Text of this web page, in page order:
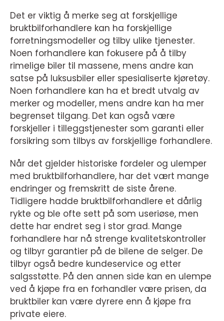
Det er viktig å merke seg at forskjellige
bruktbilforhandlere kan ha forskjellige
forretningsmodeller og tilby ulike tjenester.
Noen forhandlere kan fokusere på å tilby
rimelige biler til massene, mens andre kan
satse på luksusbiler eller spesialiserte kjøretøy.
Noen forhandlere kan ha et bredt utvalg av
merker og modeller, mens andre kan ha mer
begrenset tilgang. Det kan også være
forskjeller i tilleggstjenester som garanti eller
forsikring som tilbys av forskjellige forhandlere.
Når det gjelder historiske fordeler og ulemper
med bruktbilforhandlere, har det vært mange
endringer og fremskritt de siste årene.
Tidligere hadde bruktbilforhandlere et dårlig
rykte og ble ofte sett på som useriøse, men
dette har endret seg i stor grad. Mange
forhandlere har nå strenge kvalitetskontroller
og tilbyr garantier på de bilene de selger. De
tilbyr også bedre kundeservice og etter
salgsstøtte. På den annen side kan en ulempe
ved å kjøpe fra en forhandler være prisen, da
bruktbiler kan være dyrere enn å kjøpe fra
private eiere.